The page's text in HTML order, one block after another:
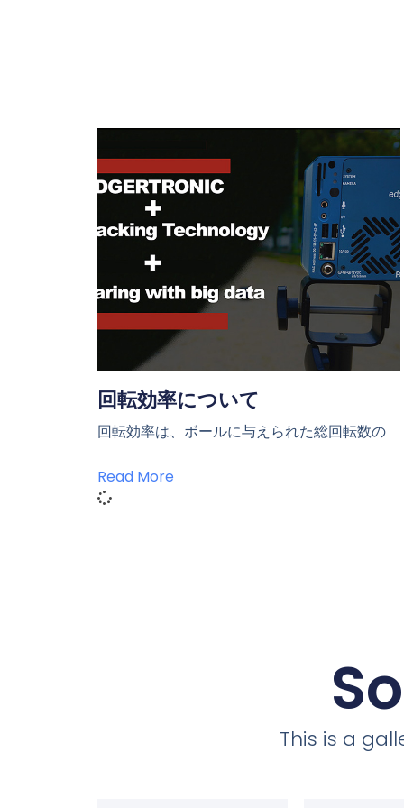
回転効率について
回転効率は、ボールに与えられた総回転数の
Read More
This is a